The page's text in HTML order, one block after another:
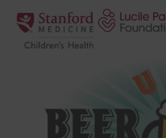
Lumaktaw sa nilalaman